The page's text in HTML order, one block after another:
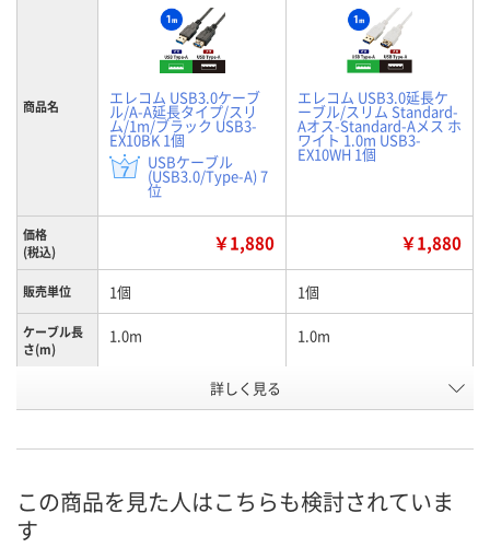
商品名 エレコム USB3.0ケーブ
ル/A-A延長タイプ/スリ
ム/1m/ブラック USB3-
EX10BK 1個
USBケーブル
(USB3.0/Type-A) 7
位
エレコム USB3.0延長ケ
ーブル/スリム Standard-
Aオス-Standard-Aメス ホ
ワイト 1.0m USB3-
EX10WH 1個
価格
(税込)
￥1,880 ￥1,880
販売単位 1個 1個
ケーブル長
さ(m)
1.0m 1.0m
お届け日
詳しく見る
この商品を見た人はこちらも検討されていま
す